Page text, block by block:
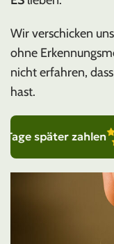
Wir verschicken
ohne
nicht erfahren,
hast.
später zahlen